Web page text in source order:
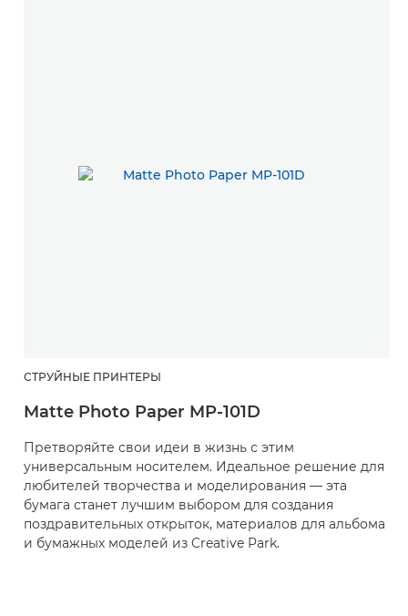
СТРУЙНЫЕ ПРИНТЕРЫ
Matte Photo Paper MP-101D
Претворяйте свои идеи в жизнь с этим
универсальным носителем. Идеальное решение для
любителей творчества и моделирования — эта
бумага станет лучшим выбором для создания
поздравительных открыток, материалов для альбома
и бумажных моделей из Creative Park.